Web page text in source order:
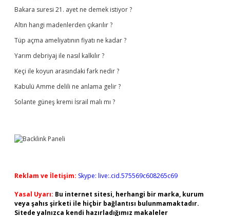
Bakara suresi 21. ayet ne demek istiyor ?
Altın hangi madenlerden çıkarılır ?
Tüp açma ameliyatının fiyatı ne kadar ?
Yarım debriyaj ile nasıl kalkılır ?
Keçi ile koyun arasındaki fark nedir ?
Kabulü Amme delili ne anlama gelir ?
Solante güneş kremi İsrail malı mı ?
Reklam ve İletişim: Skype: live:.cid.575569c608265c69
Yasal Uyarı: Bu internet sitesi, herhangi bir marka, kurum
veya şahıs şirketi ile hiçbir bağlantısı bulunmamaktadır.
Sitede yalnızca kendi hazırladığımız makaleler